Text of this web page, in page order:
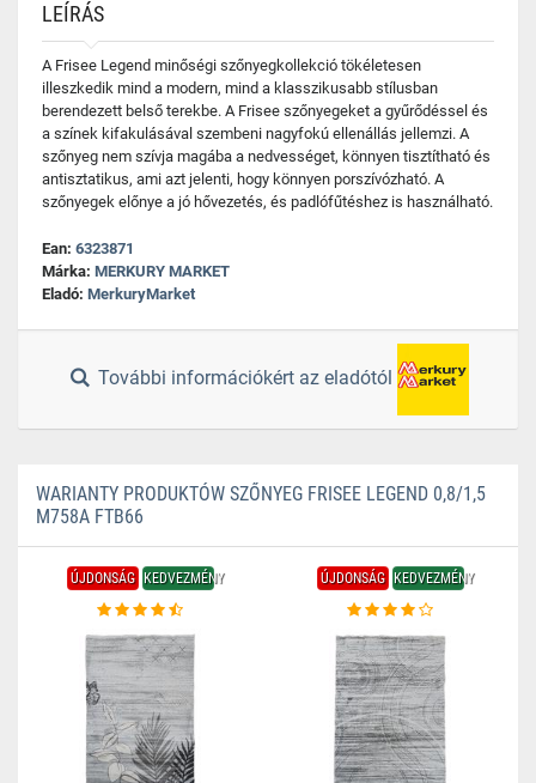
LEÍRÁS
A Frisee Legend minőségi szőnyegkollekció tökéletesen
illeszkedik mind a modern, mind a klasszikusabb stílusban
berendezett belső terekbe. A Frisee szőnyegeket a gyűrődéssel és
a színek kifakulásával szembeni nagyfokú ellenállás jellemzi. A
szőnyeg nem szívja magába a nedvességet, könnyen tisztítható és
antisztatikus, ami azt jelenti, hogy könnyen porszívózható. A
szőnyegek előnye a jó hővezetés, és padlófűtéshez is használható.
Ean: 6323871
Márka: MERKURY MARKET
Eladó: MerkuryMarket
További információkért az eladótól
WARIANTY PRODUKTÓW SZŐNYEG FRISEE LEGEND 0,8/1,5
M758A FTB66
ÚJDONSÁG KEDVEZMÉNY ÚJDONSÁG KEDVEZMÉNY